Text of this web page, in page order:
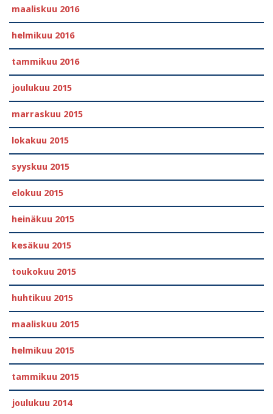
maaliskuu 2016
helmikuu 2016
tammikuu 2016
joulukuu 2015
marraskuu 2015
lokakuu 2015
syyskuu 2015
elokuu 2015
heinäkuu 2015
kesäkuu 2015
toukokuu 2015
huhtikuu 2015
maaliskuu 2015
helmikuu 2015
tammikuu 2015
joulukuu 2014